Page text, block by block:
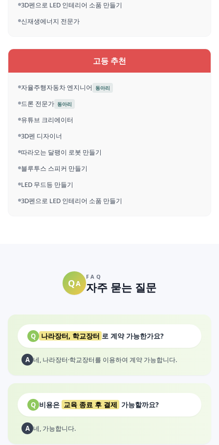
3D펜으로 LED 인테리어 소품 만들기
신재생에너지 전문가
고등 추천
자율주행자동차 엔지니어 동아리
드론 전문가 동아리
유튜브 크리에이터
3D펜 디자이너
따라오는 달팽이 로봇 만들기
블루투스 스피커 만들기
LED 무드등 만들기
3D펜으로 LED 인테리어 소품 만들기
QA
FAQ
자주 묻는 질문
Q 나라장터, 학교장터 로 계약 가능한가요?
A 네, 나라장터·학교장터를 이용하여 계약 가능합니다.
Q 비용은 교육 종료 후 결제 가능할까요?
A 네, 가능합니다.